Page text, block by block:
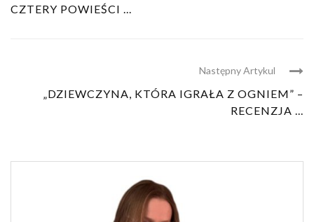
CZTERY POWIEŚCI ...
Następny Artykul
„DZIEWCZYNA, KTÓRA IGRAŁA Z OGNIEM” –
RECENZJA ...